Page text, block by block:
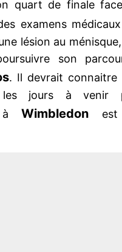
quart de finale
examens
lésion au
son
. Il devrait connaitre
jours à venir
à Wimbledon est